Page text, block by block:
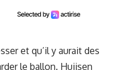
et qu’il y aurait des
le ballon. Huijsen